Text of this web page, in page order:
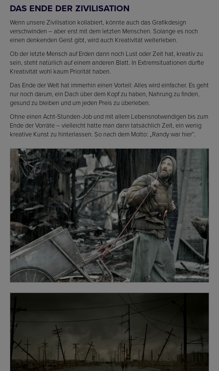
DAS ENDE DER ZIVILISATION
Wenn unsere Zivilisation kollabiert, könnte auch das Grafikdesign
verschwinden – aber erst mit dem letzten Menschen. Solange es noch
einen denkenden Geist gibt, wird auch Kreativität weiterleben.
Ob der letzte Mensch auf Erden dann noch Lust oder Zeit hat, kreativ zu
sein, steht natürlich auf einem anderen Blatt. In Extremsituationen dürfte
Kreativität wohl kaum Priorität haben.
Das Ende der Welt hat immerhin einen Vorteil: Alles wird einfacher. Es geht
nur noch darum, ein Dach über dem Kopf zu haben, Nahrung zu finden,
gesund zu bleiben und um jeden Preis zu überleben.
Ohne einen Acht-Stunden-Job und mit allem Lebensnotwendigen bis zum
Ende der Vorräte – vielleicht hätte man dann tatsächlich Zeit, ein wenig
kreative Kunst zu hinterlassen. So nach dem Motto: „Randy war hier“.